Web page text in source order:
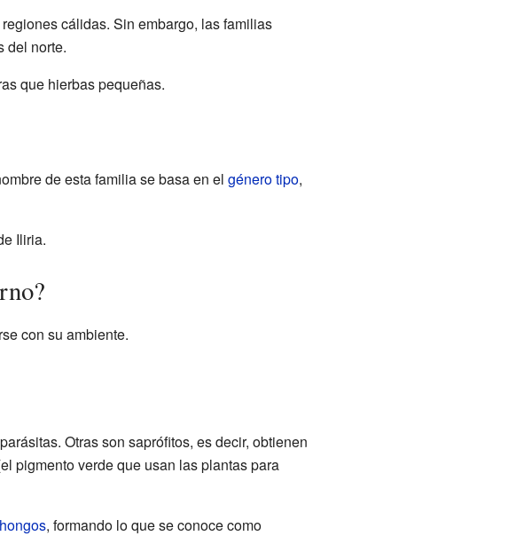
cálidas. Sin embargo, las familias
del norte.
que hierbas pequeñas.
de esta familia se basa en el género tipo,
Iliria.
con su ambiente.
Otras son saprófitos, es decir, obtienen
pigmento verde que usan las plantas para
hongos, formando lo que se conoce como